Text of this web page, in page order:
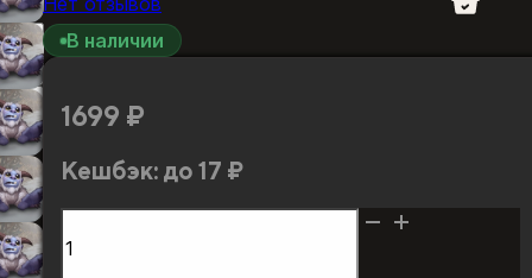
В наличии
1699 ₽
Кешбэк: до 17 ₽
товара